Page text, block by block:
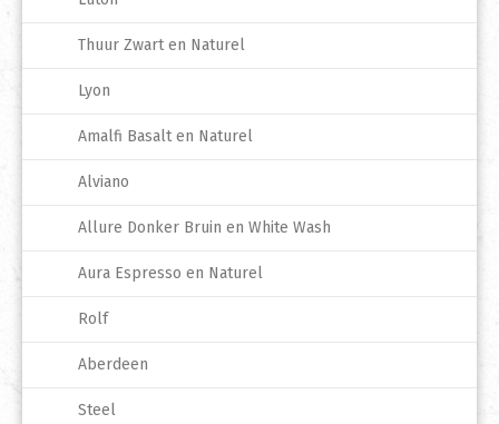
Thuur Zwart en Naturel
Lyon
Amalfi Basalt en Naturel
Alviano
Allure Donker Bruin en White Wash
Aura Espresso en Naturel
Rolf
Aberdeen
Steel